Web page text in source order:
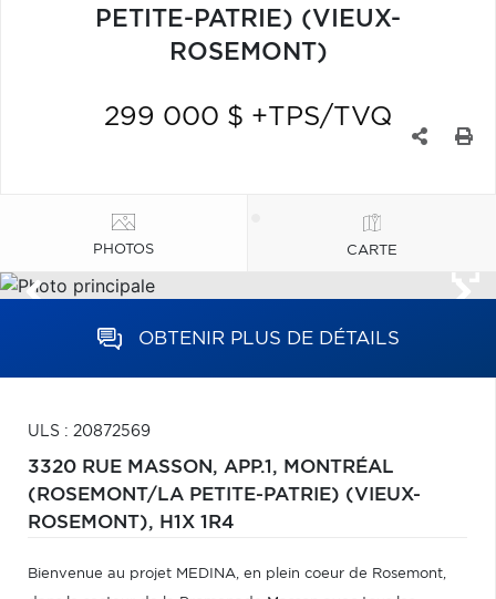
PETITE-PATRIE) (VIEUX-
ROSEMONT)
299 000 $ +TPS/TVQ
PHOTOS CARTE
OBTENIR PLUS DE DÉTAILS
ULS : 20872569
3320 RUE MASSON, APP.1, MONTRÉAL
(ROSEMONT/LA PETITE-PATRIE) (VIEUX-
ROSEMONT), H1X 1R4
Bienvenue au projet MEDINA, en plein coeur de Rosemont,